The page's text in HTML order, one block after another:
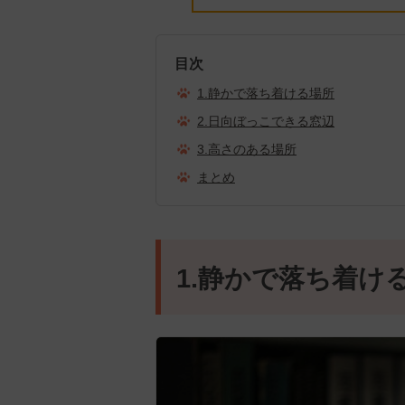
目次
1.静かで落ち着ける場所
2.日向ぼっこできる窓辺
3.高さのある場所
まとめ
1.静かで落ち着け